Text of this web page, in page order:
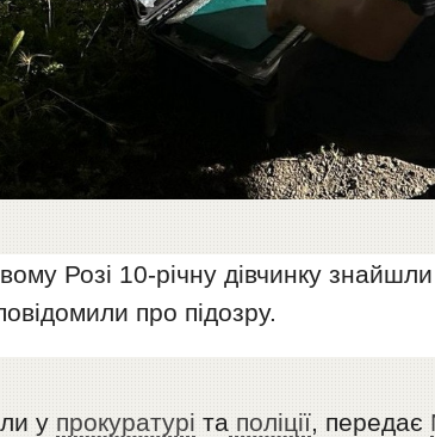
Розі 10-річну дівчинку
про підозру.
у прокуратурі та поліції, передає